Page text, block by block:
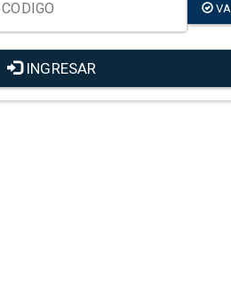
INGRESAR